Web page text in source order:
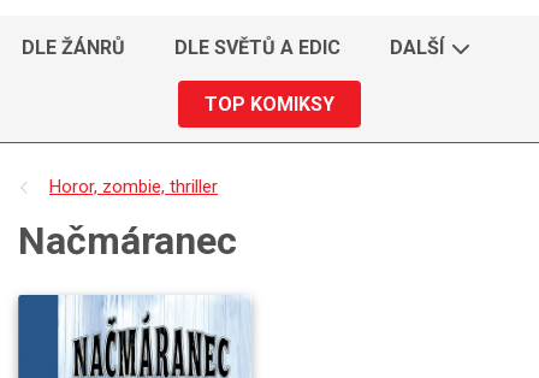
DLE ŽÁNRŮ DLE SVĚTŮ A EDIC DALŠÍ
TOP KOMIKSY
Horor, zombie, thriller
Načmáranec